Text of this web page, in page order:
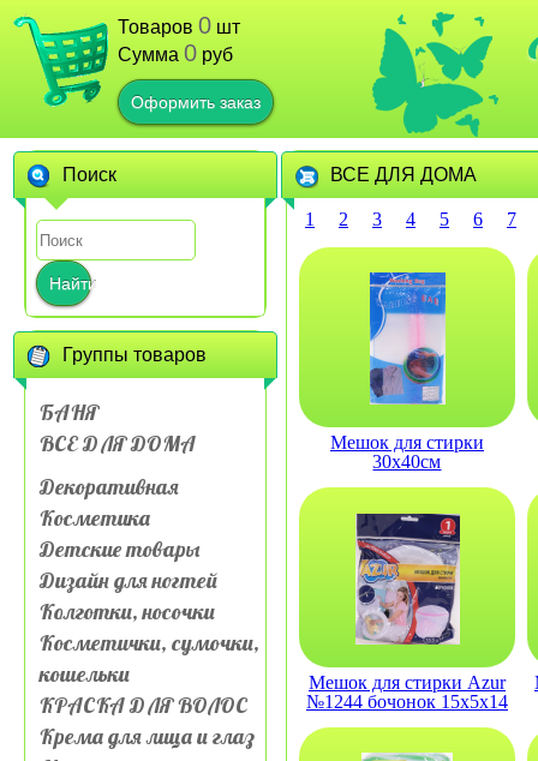
Товаров 0 шт
Сумма 0 руб
Оформить заказ
Поиск
Найти
Группы товаров
БАНЯ
ВСЕ ДЛЯ ДОМА
Декоративная
Косметика
Детские товары
Дизайн для ногтей
Колготки, носочки
Косметички, сумочки,
кошельки
КРАСКА ДЛЯ ВОЛОС
Крема для лица и глаз
ВСЕ ДЛЯ ДОМА
1 2 3 4 5 6 7
Мешок для стирки
30х40см
Мешок для стирки Azur
№1244 бочонок 15х5х14